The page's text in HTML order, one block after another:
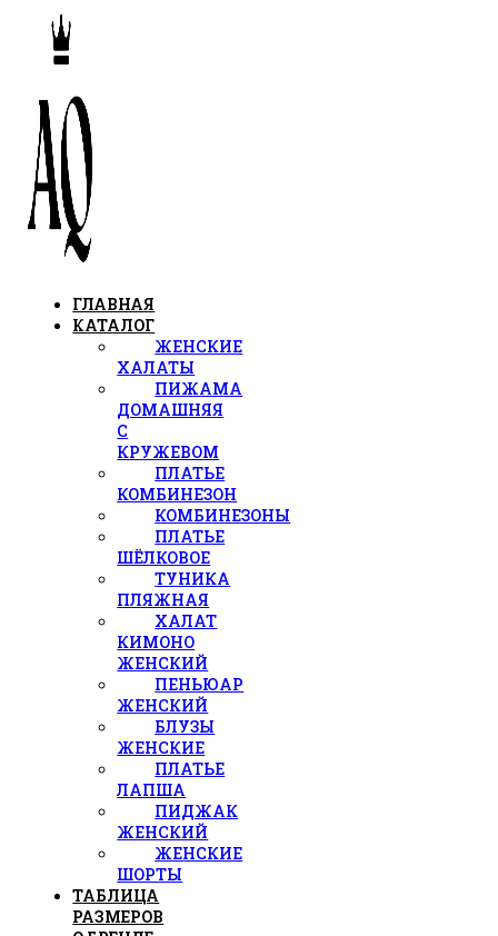
ГЛАВНАЯ
КАТАЛОГ
ЖЕНСКИЕ
ХАЛАТЫ
ПИЖАМА
ДОМАШНЯЯ
С
КРУЖЕВОМ
ПЛАТЬЕ
КОМБИНЕЗОН
КОМБИНЕЗОНЫ
ПЛАТЬЕ
ШЁЛКОВОЕ
ТУНИКА
ПЛЯЖНАЯ
ХАЛАТ
КИМОНО
ЖЕНСКИЙ
ПЕНЬЮАР
ЖЕНСКИЙ
БЛУЗЫ
ЖЕНСКИЕ
ПЛАТЬЕ
ЛАПША
ПИДЖАК
ЖЕНСКИЙ
ЖЕНСКИЕ
ШОРТЫ
ТАБЛИЦА
РАЗМЕРОВ